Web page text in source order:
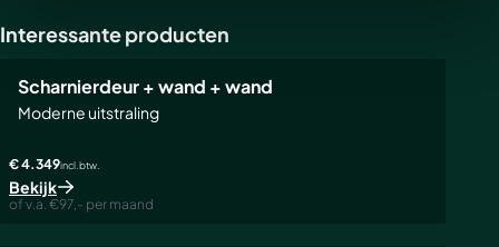
Interessante producten
Scharnierdeur + wand + wand
Moderne uitstraling
€ 4.349incl. btw.
Bekijk
of v.a. €97,- per maand